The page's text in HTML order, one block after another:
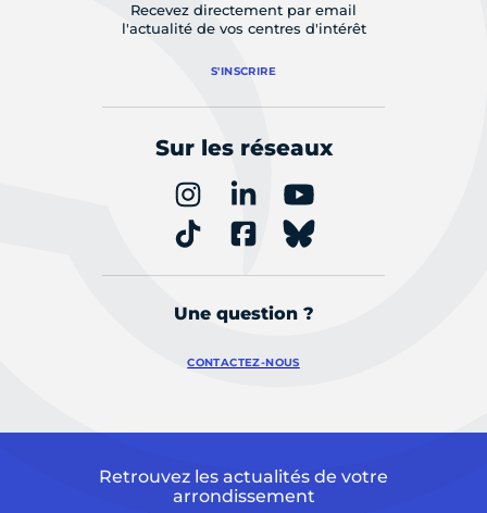
Recevez directement par email
l'actualité de vos centres d'intérêt
S'INSCRIRE
Sur les réseaux
Une question ?
CONTACTEZ-NOUS
Retrouvez les actualités de votre
arrondissement